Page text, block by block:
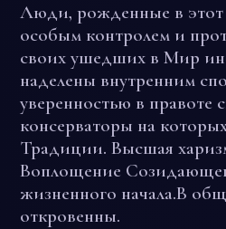
Люди, рожденные в этот
особым контролем и
своих ушедших в Мир
наделены внутренним
уверенностью в правоте
консерваторы на
Традиции. Высшая
Воплощение
жизненного начала.В
откровенны.